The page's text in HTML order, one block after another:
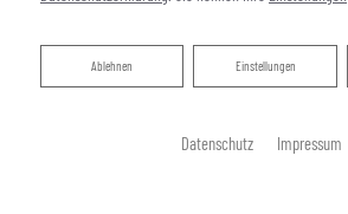
Einstellungen
Ablehnen
Ablehnen
Datenschutz Impressum